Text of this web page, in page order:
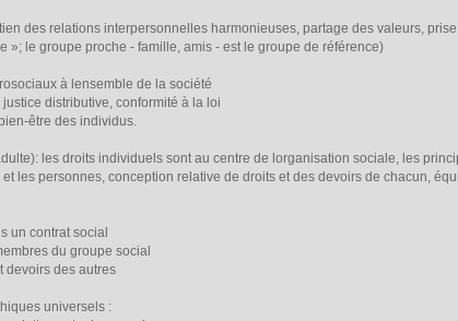
des relations interpersonnelles harmonieuses, partage des valeurs,
»; le groupe proche - famille, amis - est le groupe de référence)
à lensemble de la société
distributive, conformité à la loi
être des individus.
les droits individuels sont au centre de lorganisation sociale, les
les personnes, conception relative de droits et des devoirs de chacun,
un contrat social
du groupe social
devoirs des autres
universels :